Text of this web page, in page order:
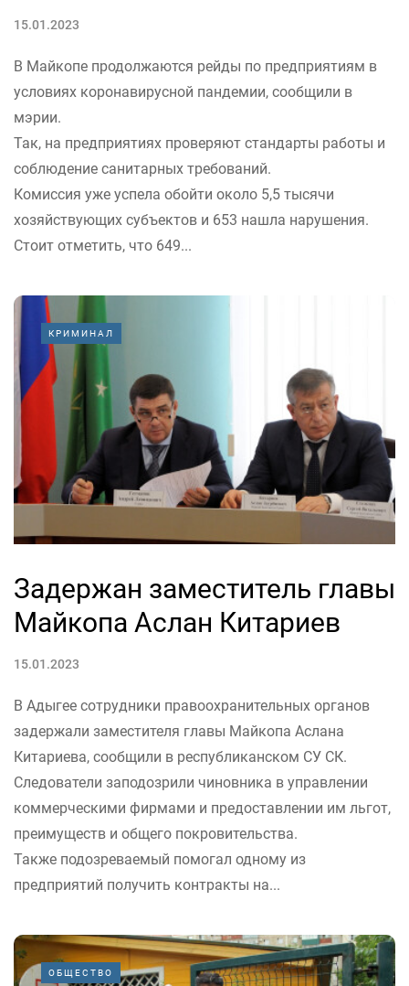
15.01.2023
В Майкопе продолжаются рейды по предприятиям в
условиях коронавирусной пандемии, сообщили в
мэрии.
Так, на предприятиях проверяют стандарты работы и
соблюдение санитарных требований.
Комиссия уже успела обойти около 5,5 тысячи
хозяйствующих субъектов и 653 нашла нарушения.
Стоит отметить, что 649...
КРИМИНАЛ
Задержан заместитель главы
Майкопа Аслан Китариев
15.01.2023
В Адыгее сотрудники правоохранительных органов
задержали заместителя главы Майкопа Аслана
Китариева, сообщили в республиканском СУ СК.
Следователи заподозрили чиновника в управлении
коммерческими фирмами и предоставлении им льгот,
преимуществ и общего покровительства.
Также подозреваемый помогал одному из
предприятий получить контракты на...
ОБЩЕСТВО